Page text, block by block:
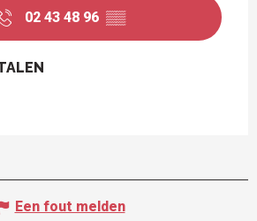
02 43 48 96 ▒▒
Een fout melden